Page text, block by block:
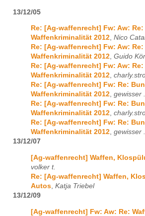
13/12/05
Re: [Ag-waffenrecht] Fw: Aw:
Waffenkriminalität 2012, Nico
Re: [Ag-waffenrecht] Fw: Aw:
Waffenkriminalität 2012, Guido
Re: [Ag-waffenrecht] Fw: Aw:
Waffenkriminalität 2012,
Re: [Ag-waffenrecht] Fw: Re:
Waffenkriminalität 2012, gewisser
Re: [Ag-waffenrecht] Fw: Re:
Waffenkriminalität 2012,
Re: [Ag-waffenrecht] Fw: Re:
Waffenkriminalität 2012, gewisser
13/12/07
[Ag-waffenrecht] Waffen,
volker t.
Re: [Ag-waffenrecht] Waffen,
Autos Katja Triebel
13/12/09
[Ag-waffenrecht] Fw: Aw: Re: